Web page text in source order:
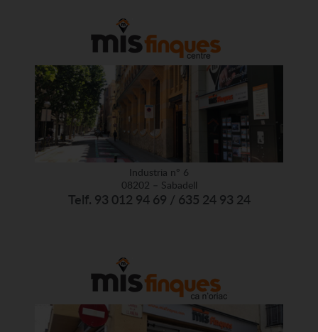
Industria nº 6
08202 – Sabadell
Telf. 93 012 94 69 / 635 24 93 24